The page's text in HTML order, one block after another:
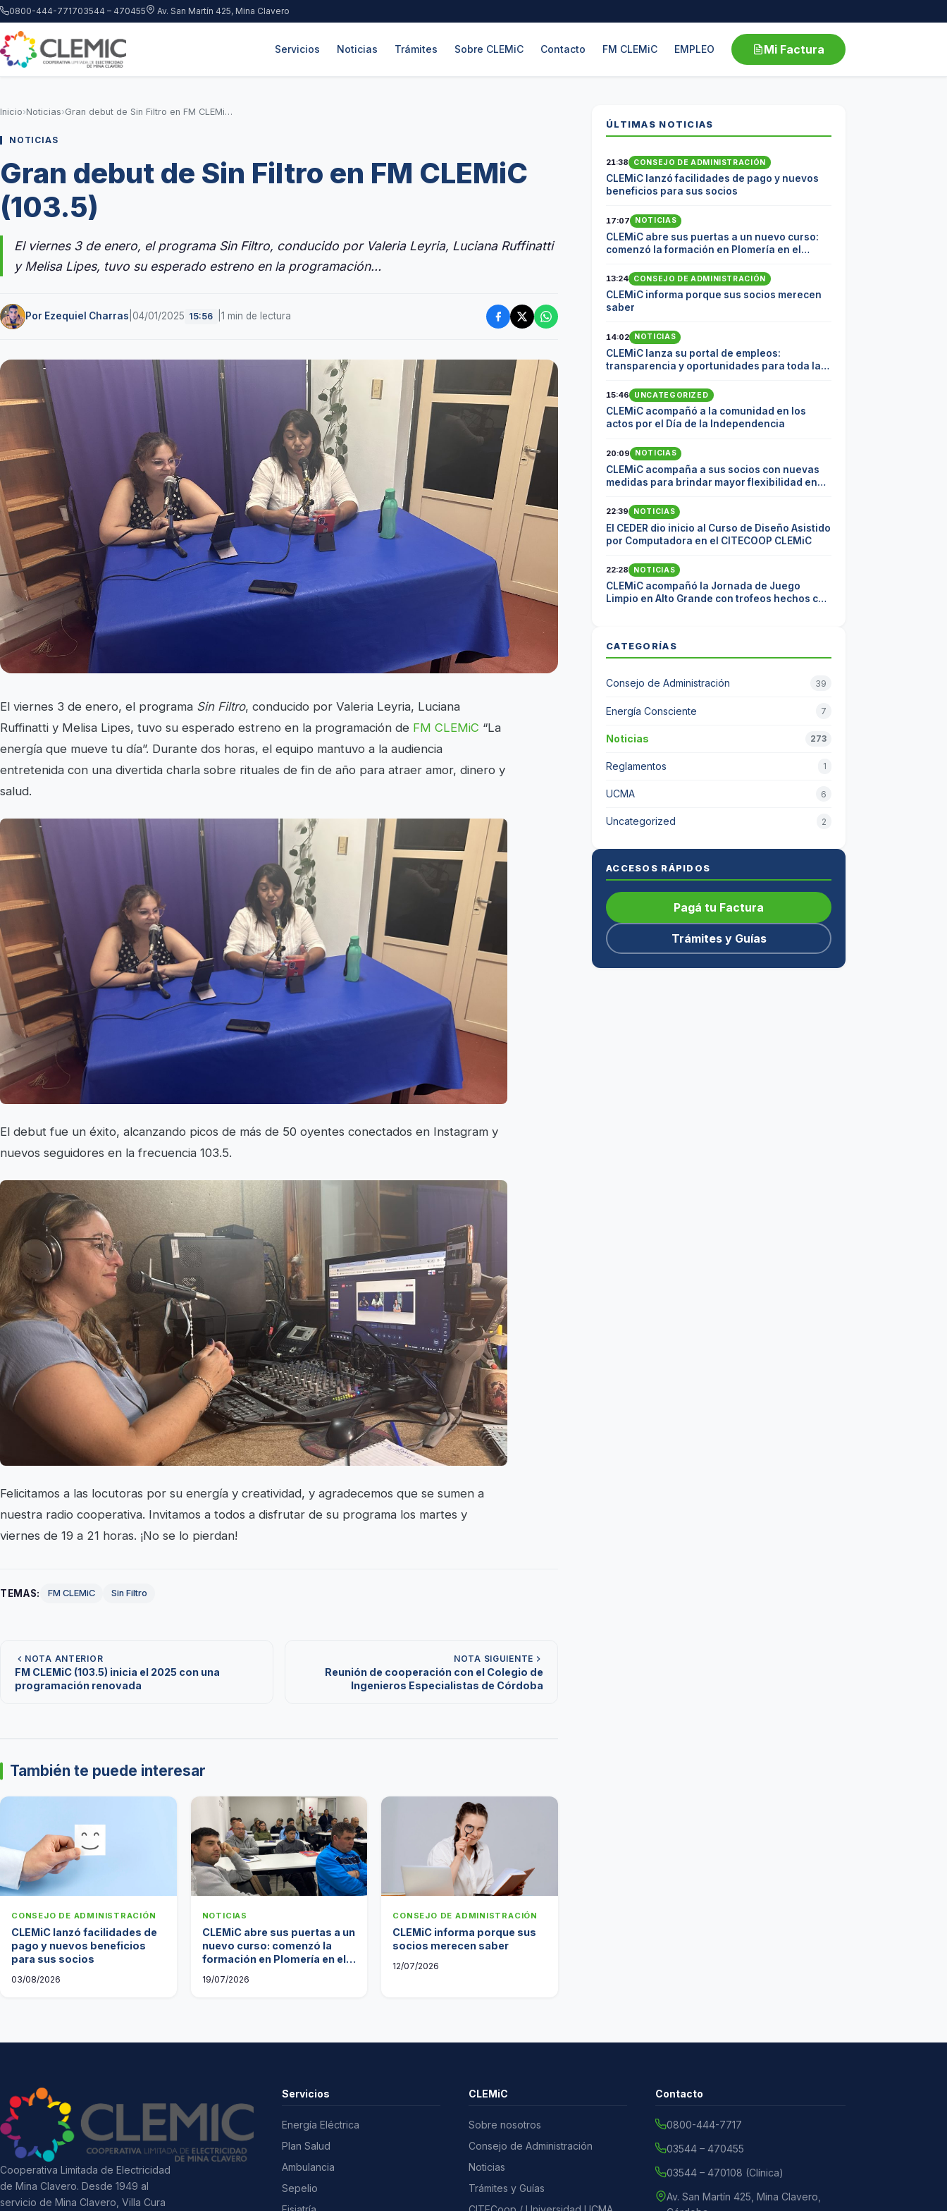
Saltar al contenido principal
0800-444-771703544 – 470455 Av. San Martín 425, Mina Clavero
Servicios Noticias Trámites Sobre CLEMiC Contacto FM CLEMiC EMPLEO Mi Factura
Inicio›Noticias› Gran debut de Sin Filtro en FM CLEMiC (103.5)
NOTICIAS
Gran debut de Sin Filtro en FM CLEMiC
(103.5)
El viernes 3 de enero, el programa Sin Filtro, conducido por Valeria Leyria, Luciana Ruffinatti
y Melisa Lipes, tuvo su esperado estreno en la programación…
Por Ezequiel Charras 04/01/2025 15:56 1 min de lectura
El viernes 3 de enero, el programa Sin Filtro, conducido por Valeria Leyria, Luciana
Ruffinatti y Melisa Lipes, tuvo su esperado estreno en la programación de FM CLEMiC “La
energía que mueve tu día”. Durante dos horas, el equipo mantuvo a la audiencia
entretenida con una divertida charla sobre rituales de fin de año para atraer amor, dinero y
salud.
El debut fue un éxito, alcanzando picos de más de 50 oyentes conectados en Instagram y
nuevos seguidores en la frecuencia 103.5.
Felicitamos a las locutoras por su energía y creatividad, y agradecemos que se sumen a
nuestra radio cooperativa. Invitamos a todos a disfrutar de su programa los martes y
viernes de 19 a 21 horas. ¡No se lo pierdan!
TEMAS: FM CLEMiC Sin Filtro
NOTA ANTERIOR
FM CLEMiC (103.5) inicia el 2025 con una
programación renovada
NOTA SIGUIENTE
Reunión de cooperación con el Colegio de
Ingenieros Especialistas de Córdoba
También te puede interesar
CONSEJO DE ADMINISTRACIÓN
CLEMiC lanzó facilidades de
pago y nuevos beneficios
para sus socios
03/08/2026
NOTICIAS
CLEMiC abre sus puertas a un
nuevo curso: comenzó la
formación en Plomería en el
19/07/2026
CONSEJO DE ADMINISTRACIÓN
CLEMiC informa porque sus
socios merecen saber
12/07/2026
ÚLTIMAS NOTICIAS
21:38 CONSEJO DE ADMINISTRACIÓN
CLEMiC lanzó facilidades de pago y nuevos
beneficios para sus socios
17:07 NOTICIAS
CLEMiC abre sus puertas a un nuevo curso:
comenzó la formación en Plomería en el
13:24 CONSEJO DE ADMINISTRACIÓN
CLEMiC informa porque sus socios merecen
saber
14:02 NOTICIAS
CLEMiC lanza su portal de empleos:
transparencia y oportunidades para toda la
15:46 UNCATEGORIZED
CLEMiC acompañó a la comunidad en los
actos por el Día de la Independencia
20:09 NOTICIAS
CLEMiC acompaña a sus socios con nuevas
medidas para brindar mayor flexibilidad en
22:39 NOTICIAS
El CEDER dio inicio al Curso de Diseño Asistido
por Computadora en el CITECOOP CLEMiC
22:28 NOTICIAS
CLEMiC acompañó la Jornada de Juego
Limpio en Alto Grande con trofeos hechos con
CATEGORÍAS
Consejo de Administración 39
Energía Consciente 7
Noticias 273
Reglamentos 1
UCMA 6
Uncategorized 2
ACCESOS RÁPIDOS
Pagá tu Factura
Trámites y Guías
Cooperativa Limitada de Electricidad
de Mina Clavero. Desde 1949 al
servicio de Mina Clavero, Villa Cura
Servicios
Energía Eléctrica
Plan Salud
Ambulancia
Sepelio
CLEMiC
Sobre nosotros
Consejo de Administración
Noticias
Trámites y Guías
Contacto
0800-444-7717
03544 – 470455
03544 – 470108 (Clínica)
Av. San Martín 425, Mina Clavero,